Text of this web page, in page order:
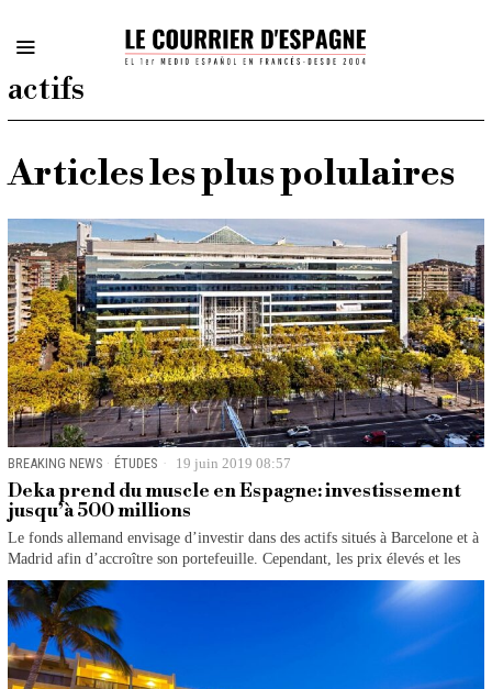
actifs
Articles les plus polulaires
BREAKING NEWS · ÉTUDES 19 juin 2019 08:57
Deka prend du muscle en Espagne: investissement
jusqu’à 500 millions
Le fonds allemand envisage d’investir dans des actifs situés à Barcelone et à
Madrid afin d’accroître son portefeuille. Cependant, les prix élevés et les